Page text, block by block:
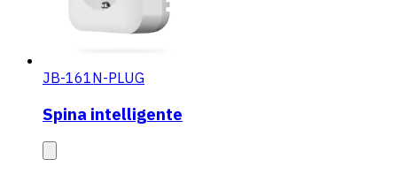
JB-161N-PLUG
Spina intelligente